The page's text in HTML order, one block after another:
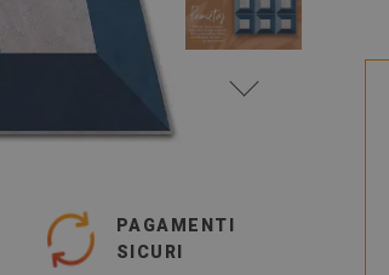
PAGAMENTI
SICURI
qualità, sono molto soddisfatto.
vedi originale